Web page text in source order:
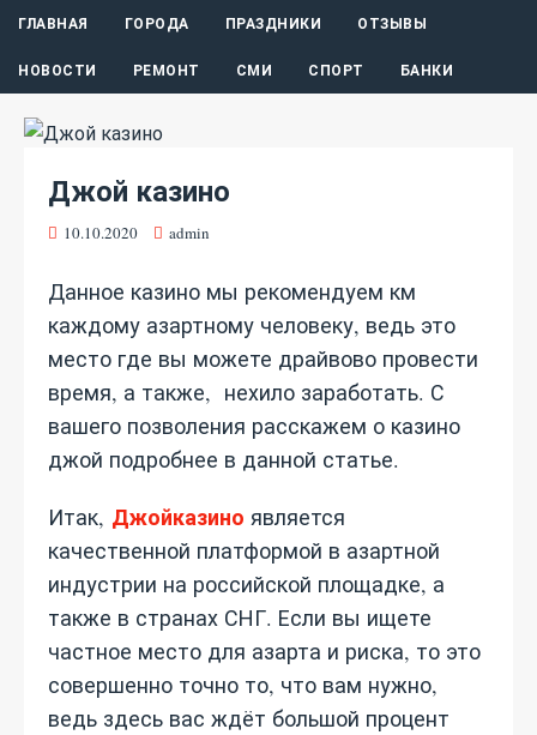
ГЛАВНАЯ ГОРОДА ПРАЗДНИКИ ОТЗЫВЫ
НОВОСТИ РЕМОНТ СМИ СПОРТ БАНКИ
Джой казино
10.10.2020 admin
Данное казино мы рекомендуем км
каждому азартному человеку, ведь это
место где вы можете драйвово провести
время, а также, нехило заработать. С
вашего позволения расскажем о казино
джой подробнее в данной статье.
Итак, Джойказино является
качественной платформой в азартной
индустрии на российской площадке, а
также в странах СНГ. Если вы ищете
частное место для азарта и риска, то это
совершенно точно то, что вам нужно,
ведь здесь вас ждёт большой процент